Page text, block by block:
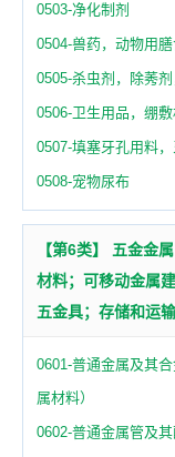
0503-净化制剂
0504-兽药，动物用膳
0505-杀虫剂，除莠
0506-卫生用品，绷
0507-填塞牙孔用料
0508-宠物尿布
【第6类】 五金金
材料；可移动金属
五金具；存储和运
0601-普通金属及其
属材料）
0602-普通金属管及